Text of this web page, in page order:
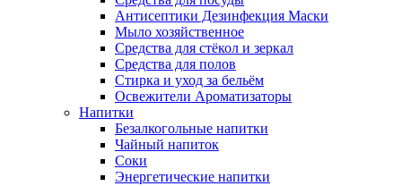
Антисептики Дезинфекция Маски
Мыло хозяйственное
Средства для стёкол и зеркал
Средства для полов
Стирка и уход за бельём
Освежители Ароматизаторы
Напитки
Безалкогольные напитки
Чайный напиток
Соки
Энергетические напитки